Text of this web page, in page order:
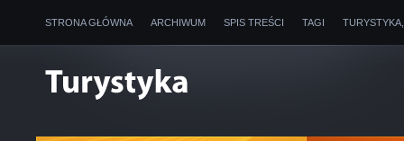
STRONA GŁÓWNA ARCHIWUM SPIS TREŚCI TAGI